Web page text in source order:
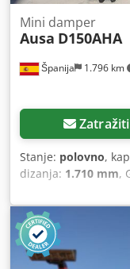
Španija 1.796 km
Mini damper
Ausa D150AHA
Zatražiti
Stanje: polovno,
dizanja: 1.710 mm,
, Namena:
Chjdpjzb Nabjfx
ukupna masa: 3.010
261 cm